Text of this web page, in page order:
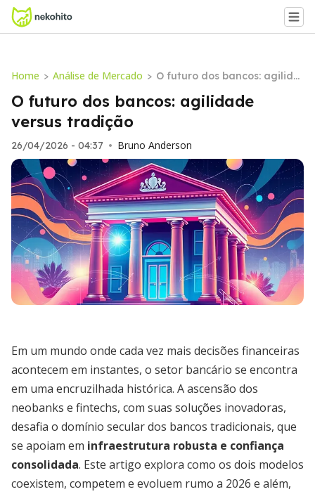
Home > Análise de Mercado > O futuro dos bancos: agilida
de versus tradição
O futuro dos bancos: agilidade
versus tradição
26/04/2026 - 04:37 • Bruno Anderson
Em um mundo onde cada vez mais decisões financeiras
acontecem em instantes, o setor bancário se encontra
em uma encruzilhada histórica. A ascensão dos
neobanks e fintechs, com suas soluções inovadoras,
desafia o domínio secular dos bancos tradicionais, que
se apoiam em infraestrutura robusta e confiança
consolidada. Este artigo explora como os dois modelos
coexistem, competem e evoluem rumo a 2026 e além,